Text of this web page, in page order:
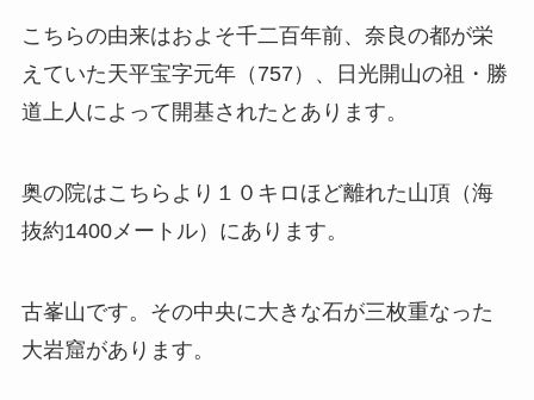
こちらの由来はおよそ千二百年前、奈良の都が栄
えていた天平宝字元年（757）、日光開山の祖・勝
道上人によって開基されたとあります。
奥の院はこちらより１０キロほど離れた山頂（海
抜約1400メートル）にあります。
古峯山です。その中央に大きな石が三枚重なった
大岩窟があります。